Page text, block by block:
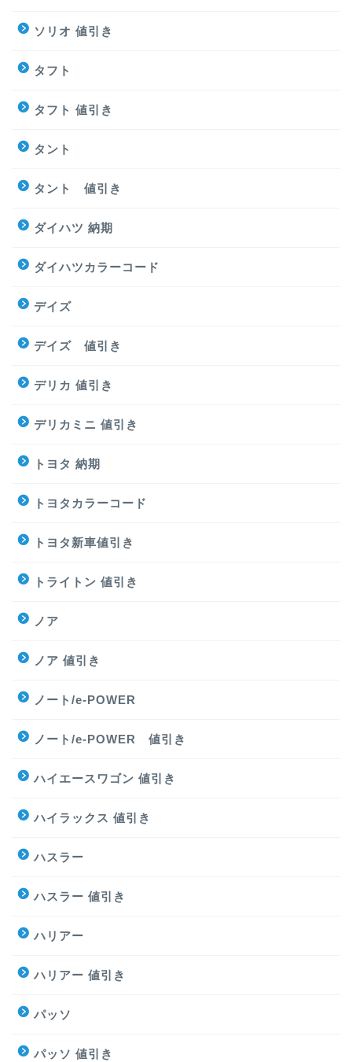
ソリオ 値引き
タフト
タフト 値引き
タント
タント 値引き
ダイハツ 納期
ダイハツカラーコード
デイズ
デイズ 値引き
デリカ 値引き
デリカミニ 値引き
トヨタ 納期
トヨタカラーコード
トヨタ新車値引き
トライトン 値引き
ノア
ノア 値引き
ノート/e-POWER
ノート/e-POWER 値引き
ハイエースワゴン 値引き
ハイラックス 値引き
ハスラー
ハスラー 値引き
ハリアー
ハリアー 値引き
パッソ
パッソ 値引き